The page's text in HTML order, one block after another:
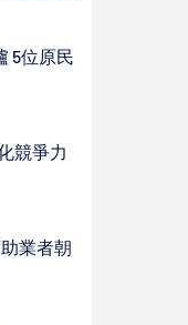
5位原民
競爭力
業者朝